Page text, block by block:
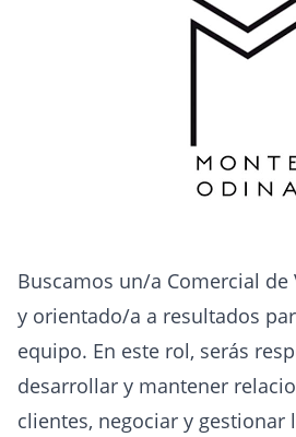
Buscamos un/a Comercial
y orientado/a a resultados
equipo. En este rol, serás
desarrollar y mantener
clientes, negociar y gestionar